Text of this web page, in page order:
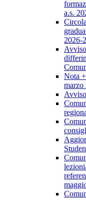
a.s.
2026-
Nota
marzo